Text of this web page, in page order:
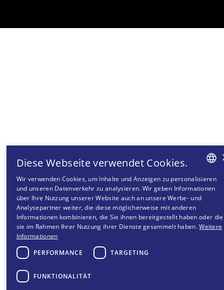
FRENCH
ITALIAN
Diese Webseite verwendet Cookies.
Wir verwenden Cookies, um Inhalte und Anzeigen zu personalisieren
und unseren Datenverkehr zu analysieren. Wir geben Informationen
über Ihre Nutzung unserer Website auch an unsere Werbe- und
Analysepartner weiter, die diese möglicherweise mit anderen
Informationen kombinieren, die Sie ihnen bereitgestellt haben oder die
sie im Rahmen Ihrer Nutzung ihrer Dienste gesammelt haben. Weitere
Informationen
PERFORMANCE
TARGETING
FUNKTIONALITÄT